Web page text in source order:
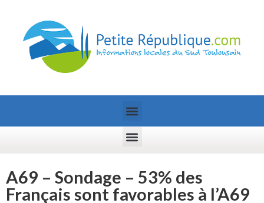
A69 – Sondage – 53% des
Français sont favorables à l’A69